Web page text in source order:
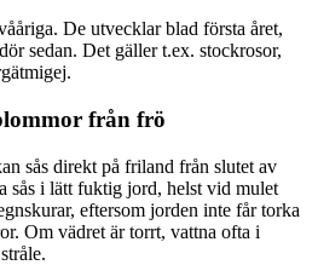
De utvecklar blad första året,
sedan. Det gäller t.ex. stockrosor,
från frö
sås direkt på friland från slutet av
sås i lätt fuktig jord, helst vid mulet
eftersom jorden inte får torka
Om vädret är torrt, vattna ofta i